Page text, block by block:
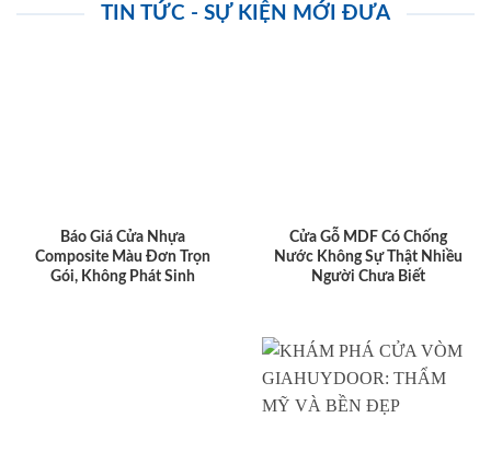
TIN TỨC - SỰ KIỆN MỚI ĐƯA
Báo Giá Cửa Nhựa
Composite Màu Đơn Trọn
Gói, Không Phát Sinh
Cửa Gỗ MDF Có Chống
Nước Không Sự Thật Nhiều
Người Chưa Biết